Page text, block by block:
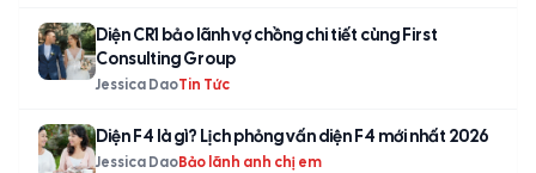
Diện CR1 bảo lãnh vợ chồng chi tiết cùng First
Consulting Group
Jessica DaoTin Tức
Diện F4 là gì? Lịch phỏng vấn diện F4 mới nhất 2026
Jessica DaoBảo lãnh anh chị em